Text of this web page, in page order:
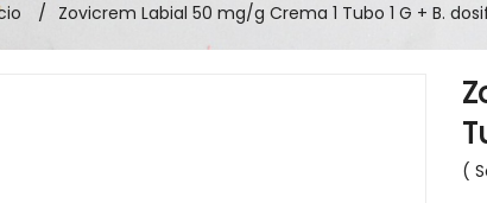
Zovicrem Labial 50 mg/g Crema 1 Tubo 1 G + B.